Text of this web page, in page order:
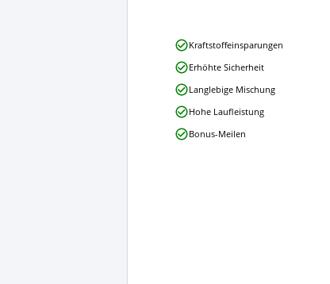
195/65/15
Kraftstoffeinsparungen
Erhöhte Sicherheit
Langlebige Mischung
Hohe Laufleistung
Bonus-Meilen